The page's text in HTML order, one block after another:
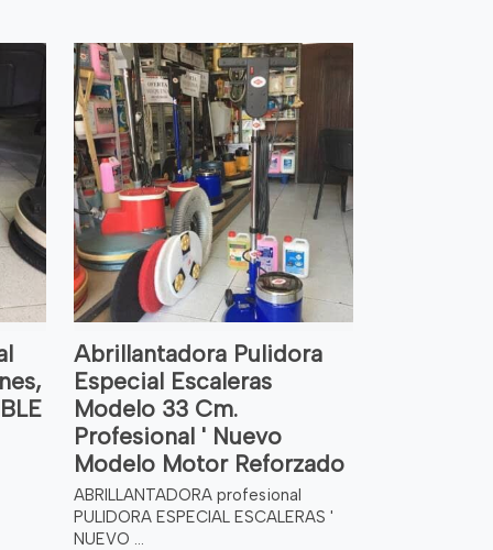
Abrillantadora Pulidora
Especial Escaleras
Modelo 33 Cm.
Profesional ' Nuevo
Modelo Motor Reforzado
ABRILLANTADORA profesional
PULIDORA ESPECIAL ESCALERAS '
NUEVO ...